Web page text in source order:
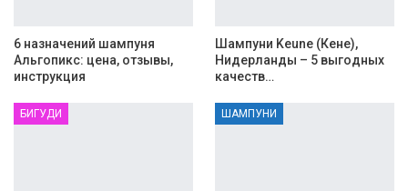
6 назначений шампуня
Альгопикс: цена, отзывы,
инструкция
Шампуни Keune (Кене),
Нидерланды – 5 выгодных
качеств…
БИГУДИ ШАМПУНИ